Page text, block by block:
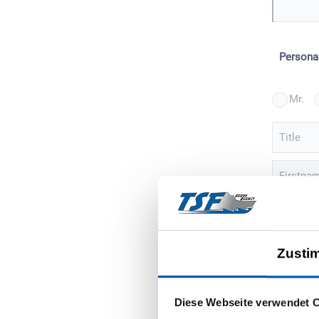
Diese Webseite verwendet
Mr.
Title
ZIP